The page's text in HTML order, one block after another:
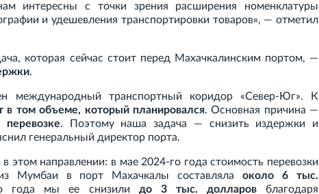
интересны с точки зрения расширения номенклатуры
и удешевления транспортировки товаров», — отметил
которая сейчас стоит перед Махачкалинским портом, —
.
международный транспортный коридор «Север-Юг». К
в том объеме, который планировался. Основная причина —
. Поэтому наша задача — снизить издержки и
генеральный директор порта.
этом направлении: в мае 2024-го года стоимость перевозки
из Мумбаи в порт Махачкалы составлялаоколо 6
тыс.
года мы ее снизили до 3 тыс. долларовблагодаря